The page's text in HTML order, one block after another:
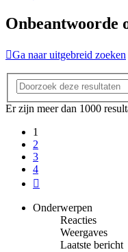
Onbeantwoorde
Ga naar uitgebreid zoeken
Er zijn meer dan 1000
1
2
3
4
Onderwerpen
Reacties
Weergaves
Laatste bericht